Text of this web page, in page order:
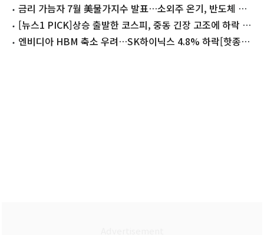
하닉 8%↓
금리 가늠자 7월 美물가지수 발표…소외주 온기, 반도체 방
향성 탐색
[뉴스1 PICK]상승 출발한 코스피, 중동 긴장 고조에 하락 마
감 엔비디아 HBM 축소 우려…SK하이닉스 4.8% 하락[핫종목]